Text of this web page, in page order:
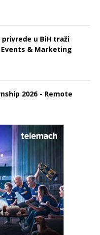
u BiH traži
& Marketing
2026 - Remote